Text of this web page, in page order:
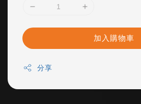
加入購物車
分享